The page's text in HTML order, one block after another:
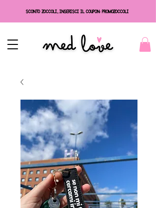
SCONTO ZOCCOLI, INSERISCI IL COUPON: PROMOZOCCOLI